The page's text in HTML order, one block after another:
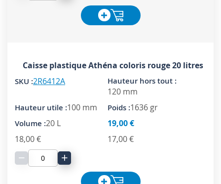
Caisse plastique Athéna coloris rouge 20 litres
2R6412A
120 mm
100 mm
1636 gr
20 L
19,00 €
18,00 €
17,00 €
− +